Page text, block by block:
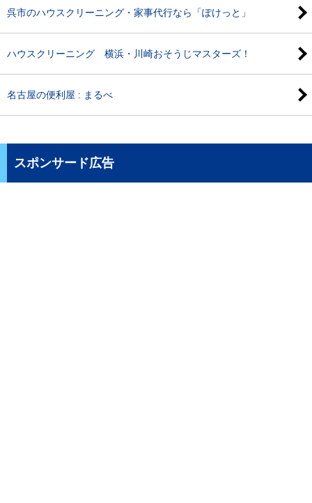
呉市のハウスクリーニング・家事代行なら「ぽけっと」
ハウスクリーニング 横浜・川崎おそうじマスターズ！
名古屋の便利屋 : まるべ
スポンサード広告